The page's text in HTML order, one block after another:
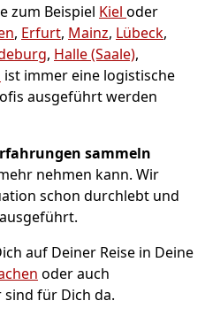
zum Beispiel Kiel oder
, Erfurt, Mainz, Lübeck,
, Halle (Saale),
ist immer eine logistische
ausgeführt werden
sammeln
nehmen kann. Wir
schon durchlebt und
auf Deiner Reise in Deine
oder auch
sind für Dich da.